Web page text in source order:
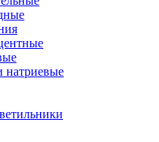
натриевые